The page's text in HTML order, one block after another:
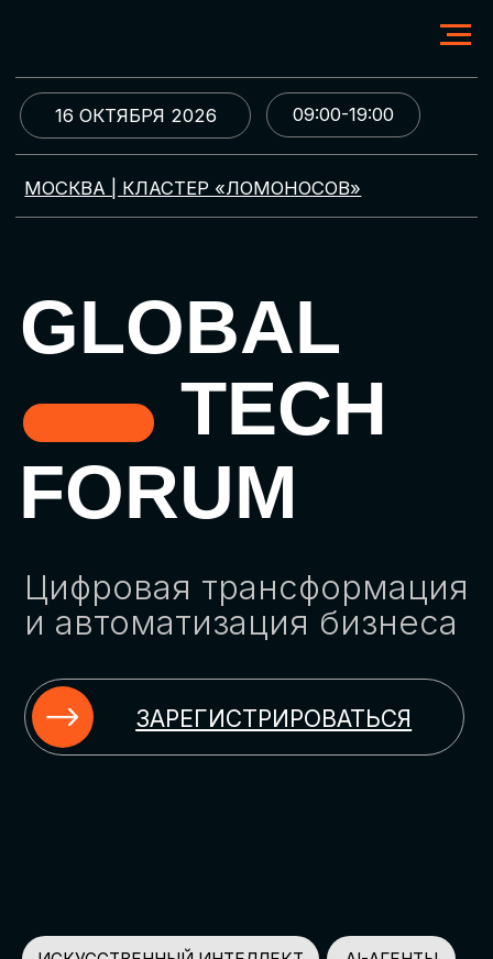
МОСКВА | КЛАСТЕР «ЛОМОНОСОВ»
GLOBAL
TECH
FORUM
Цифровая трансформация
и автоматизация бизнеса
ЗАРЕГИСТРИРОВАТЬСЯ
09:00-19:00
16 ОКТЯБРЯ 2026
ИСКУССТВЕННЫЙ ИНТЕЛЛЕКТ
КЭДО
ЦИФРОВИЗАЦИЯ
АВТОМАТИЗАЦИЯ HR ЧАТ-БОТЫ
ИМПОРТОЗАМЕЩЕНИЕ